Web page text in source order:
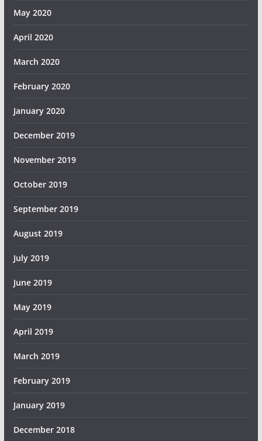
May 2020
April 2020
March 2020
February 2020
January 2020
December 2019
November 2019
October 2019
September 2019
August 2019
July 2019
June 2019
May 2019
April 2019
March 2019
February 2019
January 2019
December 2018